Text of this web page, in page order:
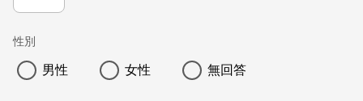
性別
男性 女性 無回答